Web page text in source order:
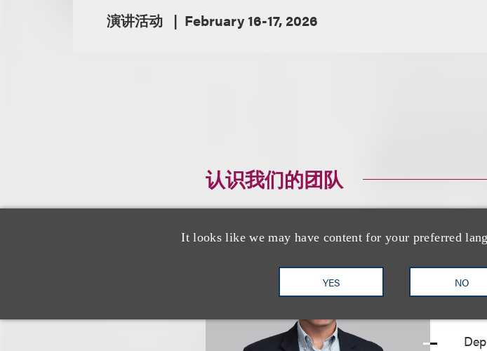
It looks like we may have content for your preferred
YES NO
演讲活动 February 16-17, 2026
认识我们的团队